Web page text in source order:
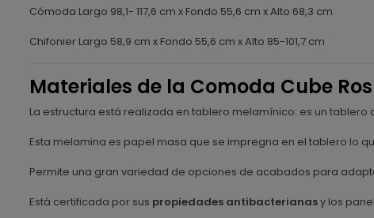
Cómoda Largo 98,1- 117,6 cm x Fondo 55,6 cm x Alto 68,3 cm
Chifonier Largo 58,9 cm x Fondo 55,6 cm x Alto 85-101,7 cm
Materiales de la Comoda Cube Ros
La estructura está realizada en tablero melamínico: es un
Esta melamina es papel masa que se impregna en el tablero lo
Permite una gran variedad de opciones de acabados para
Está certificada por sus propiedades antibacterianasy los